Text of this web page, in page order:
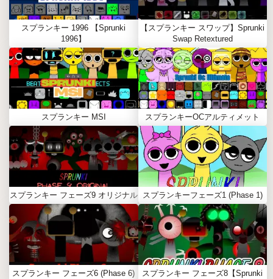
スプランキー 1996 【Sprunki
1996】
【スプランキー スワップ】Sprunki
Swap Retextured
スプランキー MSI スプランキーOCアルティメット
スプランキー フェーズ9 オリジナル スプランキーフェーズ1 (Phase 1)
スプランキー フェーズ6 (Phase 6)
スプランキー フェーズ8【Sprunki